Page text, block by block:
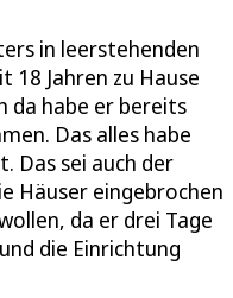
in leerstehenden
18 Jahren zu Hause
da habe er bereits
Das alles habe
Das sei auch der
Häuser eingebrochen
da er drei Tage
die Einrichtung